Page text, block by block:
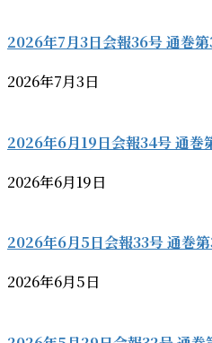
2026年7月3日会報36号 通巻
2026年7月3日
2026年6月19日会報34号 通巻
2026年6月19日
2026年6月5日会報33号 通巻
2026年6月5日